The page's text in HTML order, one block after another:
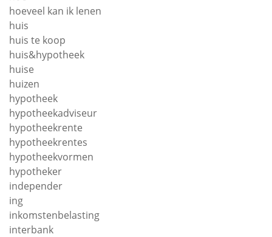
hoeveel kan ik lenen
huis
huis te koop
huis&hypotheek
huise
huizen
hypotheek
hypotheekadviseur
hypotheekrente
hypotheekrentes
hypotheekvormen
hypotheker
independer
ing
inkomstenbelasting
interbank